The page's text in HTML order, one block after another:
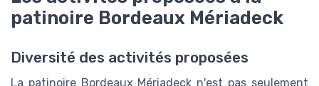
patinoire Bordeaux Mériadeck
Diversité des activités proposées
La patinoire Bordeaux Mériadeck n'est pas seulement